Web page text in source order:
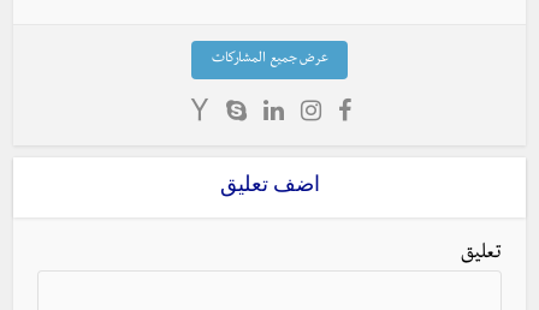
عرض جميع المشاركات
اضف تعليق
تعليق